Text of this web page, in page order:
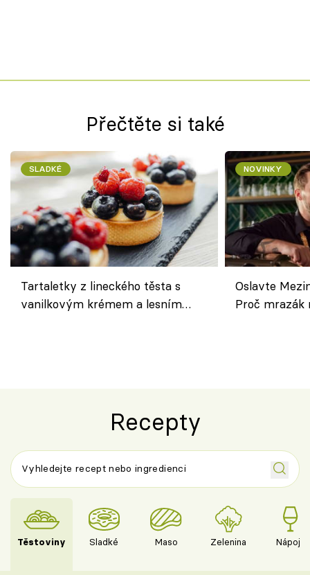
Přečtěte si také
SLADKÉ
Tartaletky z lineckého těsta s
vanilkovým krémem a lesním
NOVINKY
Oslavte
Proč
Recepty
Těstoviny Sladké Maso Zelenina Nápoje